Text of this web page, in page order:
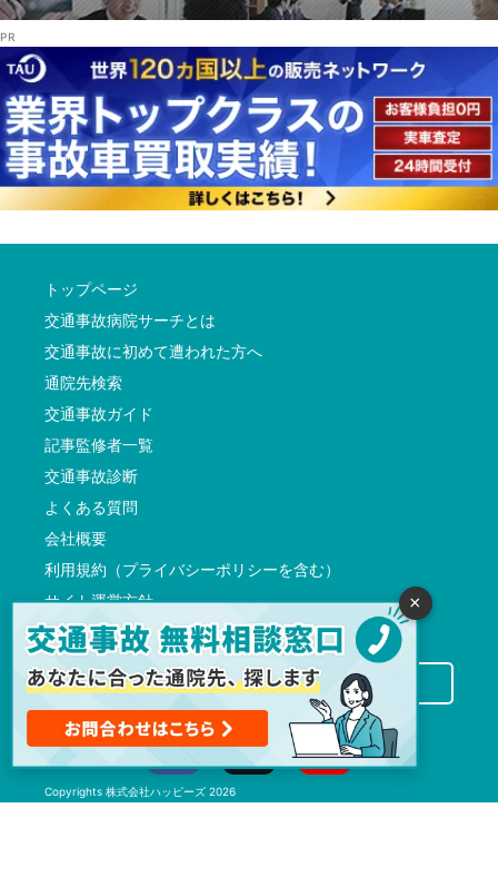
トップページ
交通事故病院サーチとは
交通事故に初めて遭われた方へ
通院先検索
交通事故ガイド
記事監修者一覧
交通事故診断
よくある質問
会社概要
利用規約（プライバシーポリシーを含む）
サイト運営方針
反社会的勢力に対する基本方針
交通事故病院サーチに掲載希望の先生方へ
Copyrights 株式会社ハッピーズ 2026
×